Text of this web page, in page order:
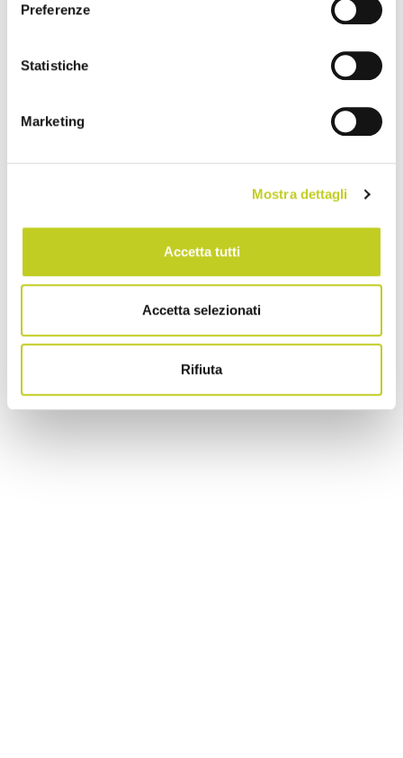
Preferenze
Statistiche
Marketing
Mostra dettagli
Accetta tutti
Accetta selezionati
Rifiuta